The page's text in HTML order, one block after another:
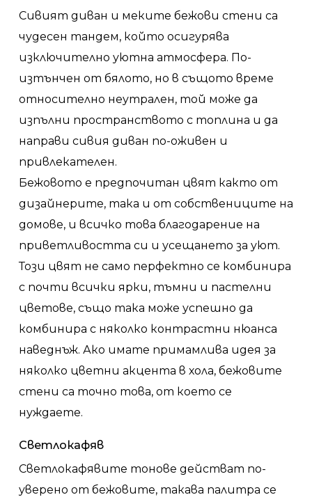
Сивият диван и меките бежови стени са
чудесен тандем, който осигурява
изключително уютна атмосфера. По-
изтънчен от бялото, но в същото време
относително неутрален, той може да
изпълни пространството с топлина и да
направи сивия диван по-оживен и
привлекателен.
Бежовото е предпочитан цвят както от
дизайнерите, така и от собствениците на
домове, и всичко това благодарение на
приветливостта си и усещането за уют.
Този цвят не само перфектно се комбинира
с почти всички ярки, тъмни и пастелни
цветове, също така може успешно да
комбинира с няколко контрастни нюанса
наведнъж. Ако имате примамлива идея за
няколко цветни акцента в хола, бежовите
стени са точно това, от което се
нуждаете.
Светлокафяв
Светлокафявите тонове действат по-
уверено от бежовите, такава палитра се